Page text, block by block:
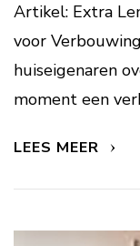
Artikel: Extra
voor
huiseigenaren
moment een
LEES MEER